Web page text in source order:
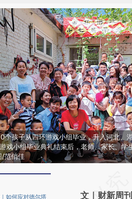
个孩子从四环游戏小组毕业，升入河北、
戏小组毕业典礼结束后，老师、家长、学
/范俏佳
如何应对德尔塔
AI基
文｜财新周